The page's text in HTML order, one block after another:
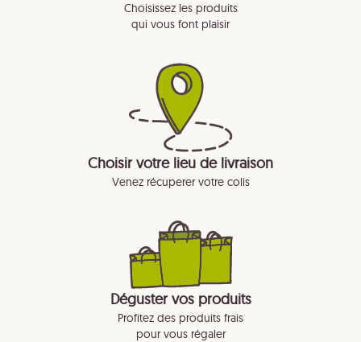
Choisissez les produits
qui vous font plaisir
Choisir votre lieu de livraison
Venez récuperer votre colis
Déguster vos produits
Profitez des produits frais
pour vous régaler